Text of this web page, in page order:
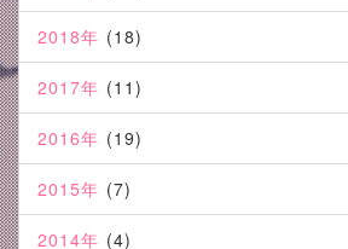
2018年 (18)
2017年 (11)
2016年 (19)
2015年 (7)
2014年 (4)